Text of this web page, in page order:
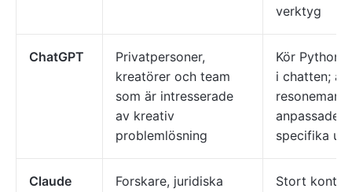
verktyg
ChatGPT
Privatpersoner,
kreatörer och team
som är intresserade
av kreativ
problemlösning
Kör
i chatten;
anpassade
specifika
Claude
Forskare, juridiska
Stort